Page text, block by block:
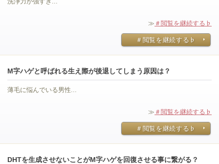
≫ ＃閲覧を継続する♭
＃閲覧を継続する♭
M字ハゲと呼ばれる生え際が後退してしまう原因は？
薄毛に悩んでいる男性...
≫ ＃閲覧を継続する♭
＃閲覧を継続する♭
DHTを生成させないことがM字ハゲを回復させる事に繋がる？